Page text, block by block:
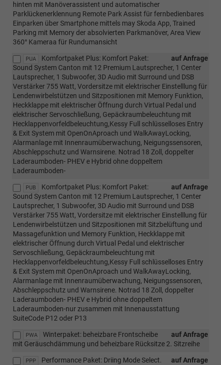
hinten mit Manöverassistent und automatischer
Parklückenerklennung Remote Park Assist für fernbedienbares
Einparken über Smartphone mittels may Skoda App, Trained
Parking mit Memory der absolvierten Parkmanöver, Area View
360° Kameraa für Rundumansicht
PUA auf Anfrage
Komfortpaket Plus: Komfort Paket:
Sound System Canton mit 12 Premium Lautsprecher, 1 Center
Lautsprecher, 1 Subwoofer, 3D Audio mit Surround und DSB
Verstärker 755 Watt, Vordersitze mit elektrischer Einstelllung für
Lendenwirbelstützen und Sitzpositionen mit Memory Funktion,
Heckklappe mit elektrischer Öffnung durch Virtual Pedal und
elektrischer Servoschließung, Gepäckraumbeleuchtung mit
Hecklappenvorfeldbeleuchtung,Kessy Full schlüsselloses Entry
& Exit System mit OpenOnAproach und WalkAwayLocking,
Alarmanlage mit Innenraumüberwachung, Neigungssensoren,
Abschleppschutz und Warnsirene. Notrad 18 Zoll, doppelter
Laderaumboden- PHEV e Hybrid ohne doppeltem
Laderaumboden-
PUB auf Anfrage
Komfortpaket Plus: Komfort Paket:
Sound System Canton mit 12 Premium Lautsprecher, 1 Center
Lautsprecher, 1 Subwoofer, 3D Audio mit Surround und DSB
Verstärker 755 Watt, Vordersitze mit elektrischer Einstelllung für
Lendenwirbelstützen und Sitzpositionen mit Sitzbelüftung und
Massagefunktion und Memory Funktion, Heckklappe mit
elektrischer Öffnung durch Virtual Pedal und elektrischer
Servoschließung, Gepäckraumbeleuchtung mit
Hecklappenvorfeldbeleuchtung,Kessy Full schlüsselloses Entry
& Exit System mit OpenOnAproach und WalkAwayLocking,
Alarmanlage mit Innenraumüberwachung, Neigungssensoren,
Abschleppschutz und Warnsirene. Notrad 18 Zoll, doppelter
Laderaumboden- PHEV e Hybrid ohne doppeltem
Laderaumboden-nur zusammen mit Innenausstattung
SuiteCode P12 oder P13
PWA auf Anfrage
Winterpaket: beheizbare Frontscheibe
mit Geräuschdämmung und beheizbare Rücksitze 2. Sitzreihe
PPP auf Anfrage
Performance Paket: Driing Mode Select.